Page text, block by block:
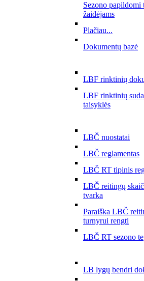
Sezono papildomi
žaidėjams
Plačiau...
Dokumentų bazė
LBF rinktinių
LBF rinktinių
taisyklės
LBČ nuostatai
LBČ reglamentas
LBČ RT tipinis
LBČ reitingų
tvarka
Paraiška LBČ
turnyrui rengti
LBČ RT sezono
LB lygų bendri